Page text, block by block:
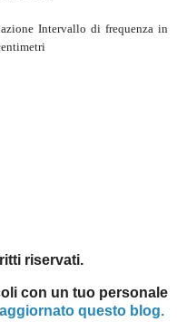
Intervallo di frequenza in
riservati.
con un tuo personale
questo blog.